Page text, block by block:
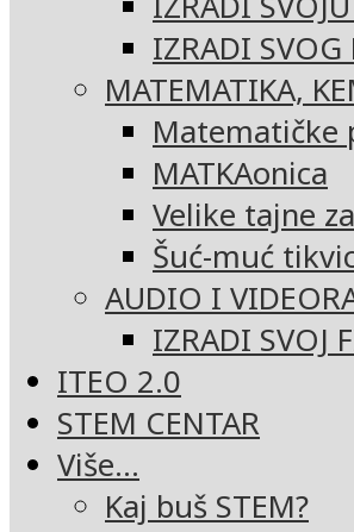
IZRADI SVOG
MATEMATIKA,
Matematičke
MATKAonica
Velike tajne
Šuć-muć
AUDIO I
IZRADI SVOJ
ITEO 2.0
STEM CENTAR
Više…
Kaj buš STEM?